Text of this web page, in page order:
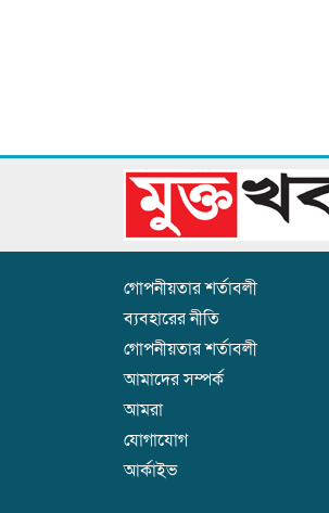
গোপনীয়তার শর্তাবলী
ব্যবহারের নীতি
গোপনীয়তার শর্তাবলী
আমাদের সম্পর্ক
আমরা
যোগাযোগ
আর্কাইভ